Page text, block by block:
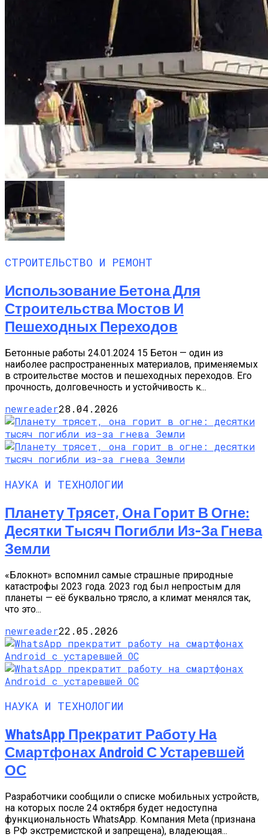
СТРОИТЕЛЬСТВО И РЕМОНТ
Использование Бетона Для
Строительства Мостов И
Пешеходных Переходов
Бетонные работы 24.01.2024 15 Бетон — один из
наиболее распространенных материалов, применяемых
в строительстве мостов и пешеходных переходов. Его
прочность, долговечность и устойчивость к...
newreader28.04.2026
НАУКА И ТЕХНОЛОГИИ
Планету Трясет, Она Горит В Огне:
Десятки Тысяч Погибли Из-За Гнева
Земли
«Блокнот» вспомнил самые страшные природные
катастрофы 2023 года. 2023 год был непростым для
планеты — её буквально трясло, а климат менялся так,
что это...
newreader22.05.2026
НАУКА И ТЕХНОЛОГИИ
WhatsApp Прекратит Работу На
Смартфонах Android С Устаревшей
ОС
Разработчики сообщили о списке мобильных устройств,
на которых после 24 октября будет недоступна
функциональность WhatsApp. Компания Meta (признана
в РФ экстремистской и запрещена), владеющая...